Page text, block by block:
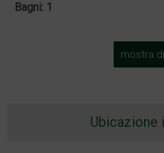
Bagni: 1
mostra
Ubicazione